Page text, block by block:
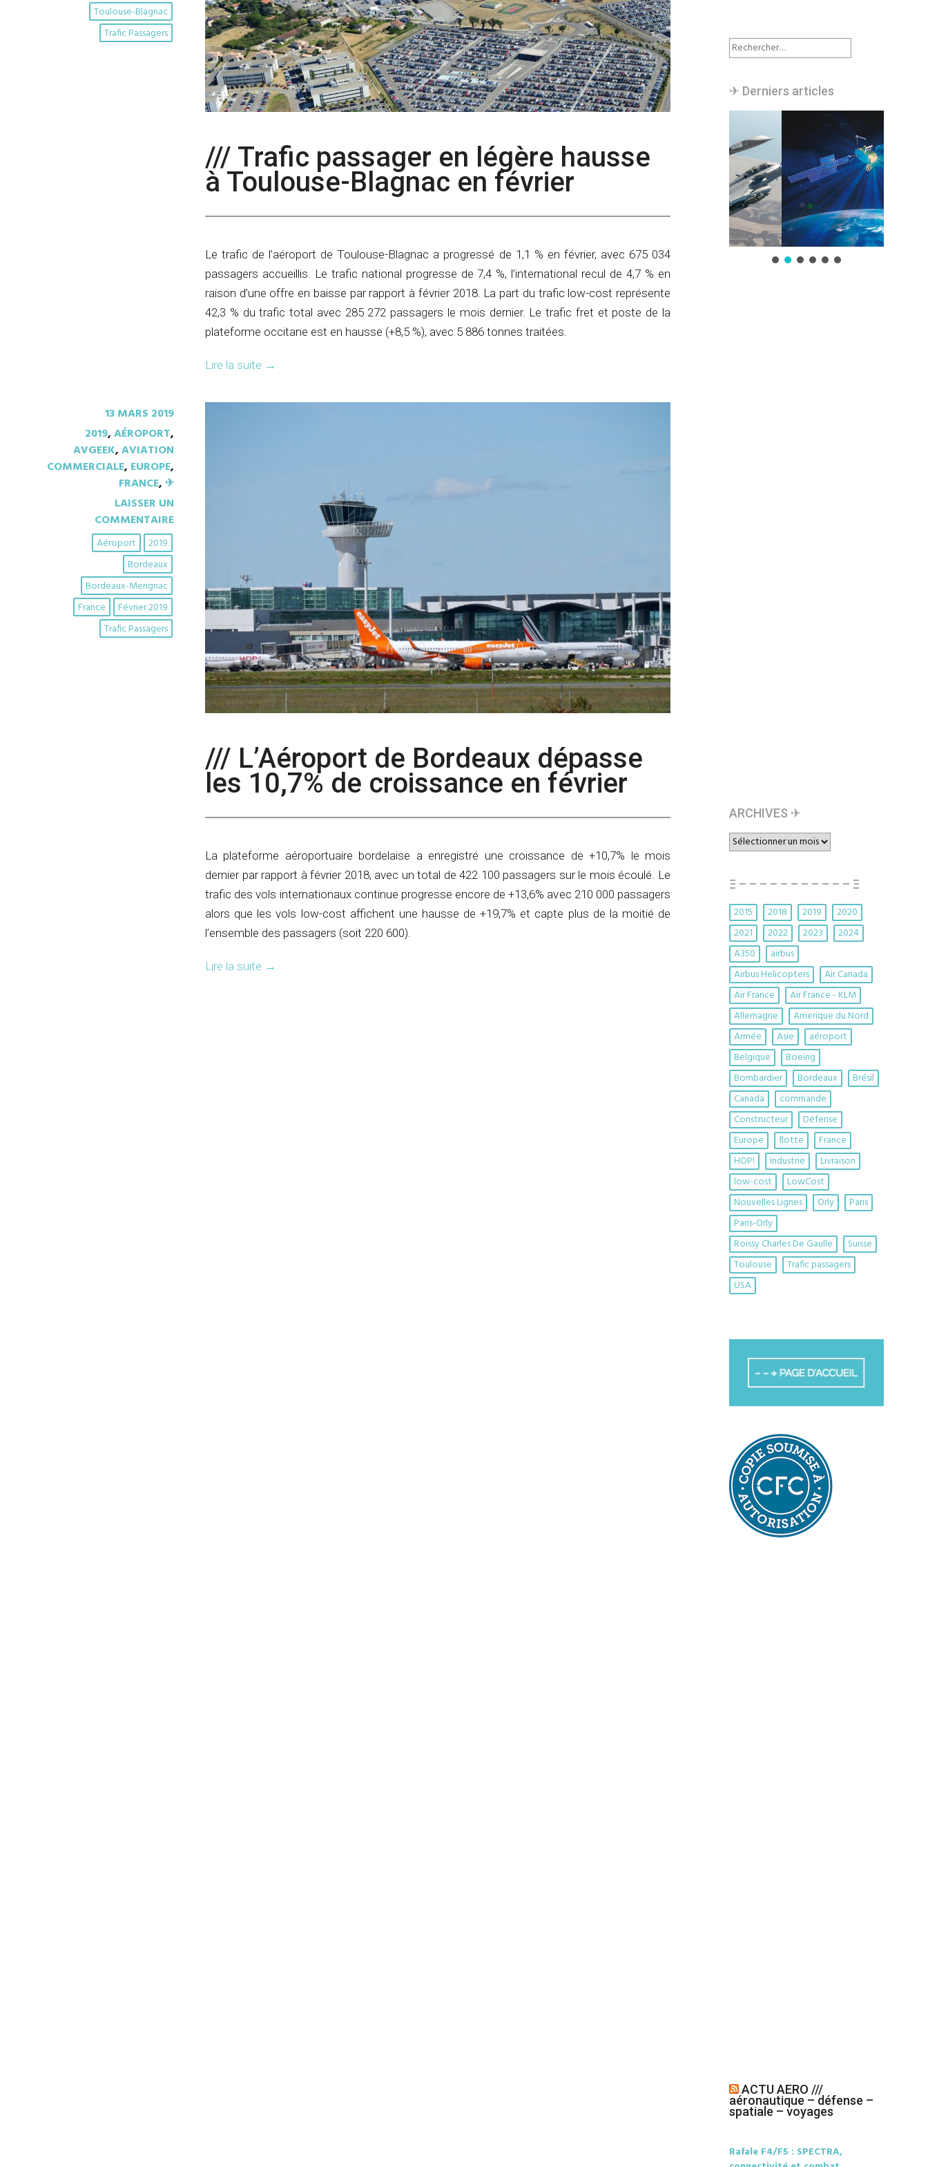
Toulouse-Blagnac
Trafic Passagers
/// Trafic passager en légère hausse
à Toulouse-Blagnac en février
Le trafic de l’aéroport de Toulouse-Blagnac a progressé de 1,1 % en février, avec 675 034
passagers accueillis. Le trafic national progresse de 7,4 %, l’international recul de 4,7 % en
raison d’une offre en baisse par rapport à février 2018. La part du trafic low-cost représente
42,3 % du trafic total avec 285 272 passagers le mois dernier. Le trafic fret et poste de la
plateforme occitane est en hausse (+8,5 %), avec 5 886 tonnes traitées.
Lire la suite →
13 MARS 2019
2019,AÉROPORT,
AVGEEK,AVIATION
COMMERCIALE, EUROPE,
FRANCE, ✈︎
LAISSER UN
COMMENTAIRE
2019
Aéroport
Bordeaux
Bordeaux-Merignac
Février 2019
France
Trafic Passagers
/// L’Aéroport de Bordeaux dépasse
les 10,7% de croissance en février
La plateforme aéroportuaire bordelaise a enregistré une croissance de +10,7% le mois
dernier par rapport à février 2018, avec un total de 422 100 passagers sur le mois écoulé. Le
trafic des vols internationaux continue progresse encore de +13,6% avec 210 000 passagers
alors que les vols low-cost affichent une hausse de +19,7% et capte plus de la moitié de
l’ensemble des passagers (soit 220 600).
Lire la suite →
Rechercher :
✈︎ Derniers articles
ARCHIVES ✈︎
ARCHIVES
✈︎
Ξ – – – – – – – – – – – Ξ
2015 2018 2019
2020
2021
2022 2023
2024
A350
airbus
Airbus Helicopters
Air Canada
Air France
Air France - KLM
Allemagne
Amerique du Nord
Armée
Asie
aéroport
Belgique
Boeing
Bombardier
Bordeaux
Brésil
Canada
commande
Constructeur
Défense
Europe
flotte
France
HOP!
Industrie
Livraison
low-cost
LowCost
Nouvelles Lignes
Orly
Paris
Paris-Orly
Roissy Charles De Gaulle
Suisse
Toulouse
Trafic passagers
USA
ACTU AERO ///
aéronautique – défense –
spatiale – voyages
Rafale F4/F5 : SPECTRA,